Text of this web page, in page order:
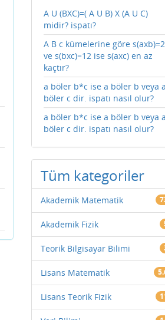
A U (BXC)=( A U B) X (A U C)
midir? ispatı?
A B c kümelerine göre
ve s(bxc)=12 ise s(axc) en az
kaçtır?
a böler b*c ise a böler b veya a
böler c dir. ispatı nasıl olur?
a böler b*c ise a böler b veya a
böler c dir. ispatı nasıl olur?
Tüm kategoriler
Akademik Matematik
Akademik Fizik
Teorik Bilgisayar Bilimi
Lisans Matematik
Lisans Teorik Fizik